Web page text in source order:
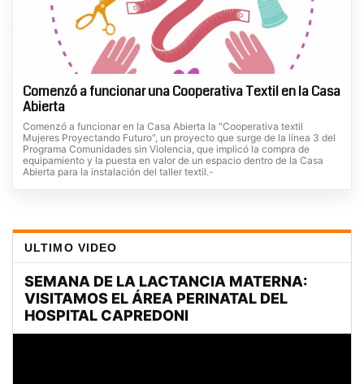
Comenzó a funcionar una Cooperativa Textil en la Casa
Abierta
Comenzó a funcionar en la Casa Abierta la "Cooperativa textil
Mujeres Proyectando Futuro", un proyecto que surge de la línea 3 del
Programa Comunidades sin Violencia, que implicó la compra de
equipamiento y la puesta en valor de un espacio dentro de la Casa
Abierta para la instalación del taller textil.-
ULTIMO VIDEO